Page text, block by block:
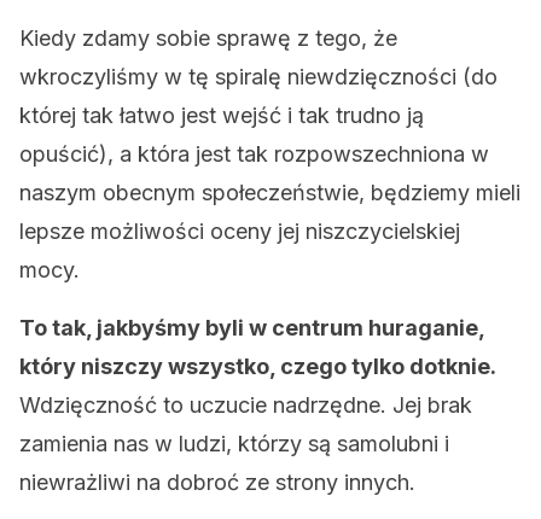
Kiedy zdamy sobie sprawę z tego, że
wkroczyliśmy w tę spiralę niewdzięczności (do
której tak łatwo jest wejść i tak trudno ją
opuścić), a która jest tak rozpowszechniona w
naszym obecnym społeczeństwie, będziemy mieli
lepsze możliwości oceny jej niszczycielskiej
mocy.
To tak, jakbyśmy byli w centrum huraganie,
który niszczy wszystko, czego tylko dotknie.
Wdzięczność to uczucie nadrzędne. Jej brak
zamienia nas w ludzi, którzy są samolubni i
niewrażliwi na dobroć ze strony innych.